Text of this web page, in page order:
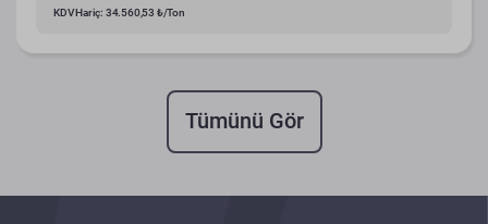
KDV Hariç: 34.560,53 ₺/Ton
Tümünü Gör